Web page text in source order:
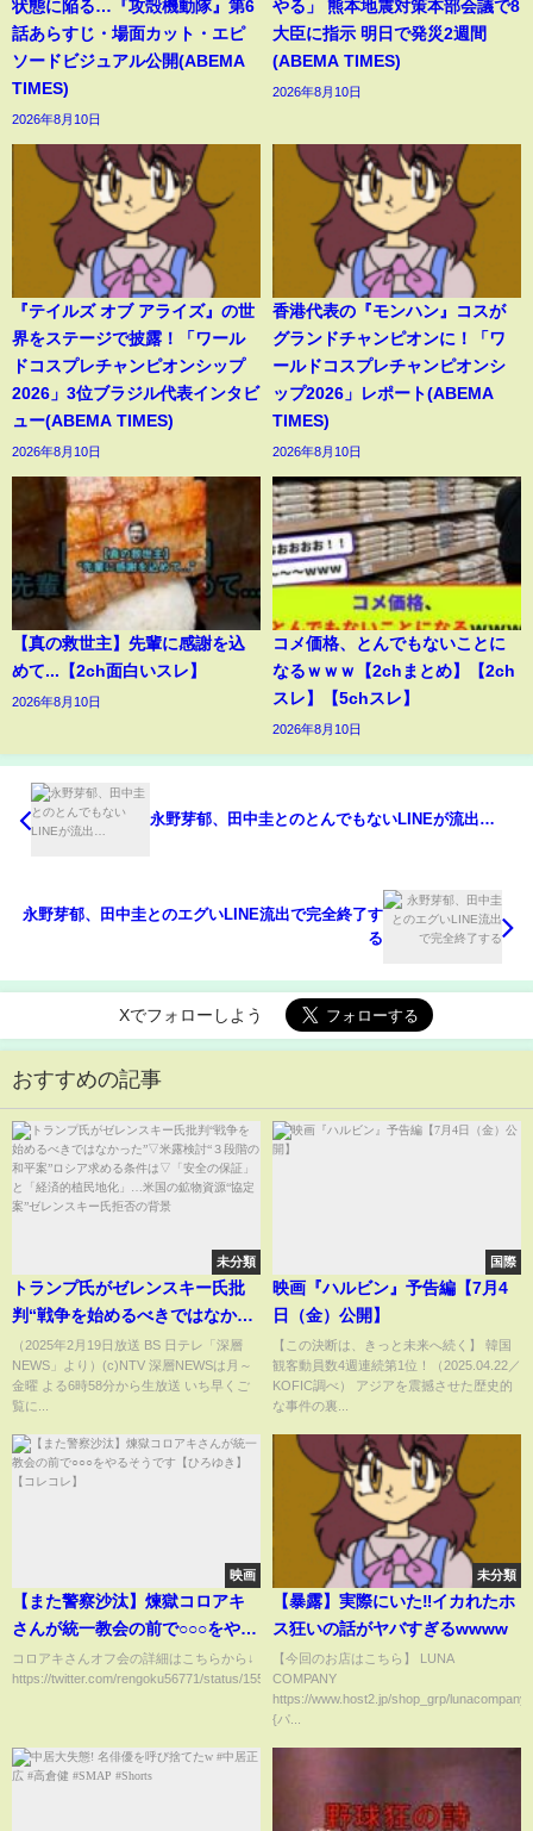
状態に陥る…『攻殻機動隊』第6
話あらすじ・場面カット・エピ
ソードビジュアル公開(ABEMA
TIMES)
2026年8月10日
やる」 熊本地震対策本部会議で8
大臣に指示 明日で発災2週間
(ABEMA TIMES)
2026年8月10日
『テイルズ オブ アライズ』の世
界をステージで披露！「ワール
ドコスプレチャンピオンシップ
2026」3位ブラジル代表インタビ
ュー(ABEMA TIMES)
2026年8月10日
香港代表の『モンハン』コスが
グランドチャンピオンに！「ワ
ールドコスプレチャンピオンシ
ップ2026」レポート(ABEMA
TIMES)
2026年8月10日
【真の救世主】先輩に感謝を込
めて...【2ch面白いスレ】
2026年8月10日
コメ価格、とんでもないことに
なるｗｗｗ【2chまとめ】【2ch
スレ】【5chスレ】
2026年8月10日
永野芽郁、田中圭とのとんでもないLINEが流出…
永野芽郁、田中圭とのエグいLINE流出で完全終了す
る
Xでフォローしよう
おすすめの記事
未分類
トランプ氏がゼレンスキー氏批
判“戦争を始めるべきではなかっ
た”▽米露検討“３段階の和平
案”ロシア求める条件は▽「安全
の保証」と「経済的植民地化」
ンスキー氏拒否の背景
（2025年2月19日放送 BS 日テレ「深層
NEWS」より）(c)NTV 深層NEWSは月～
金曜 よる6時58分から生放送 いち早くご
覧に...
国際
映画『ハルビン』予告編【7月4
日（金）公開】
【この決断は、きっと未来へ続く】 韓国
観客動員数4週連続第1位！（2025.04.22／
KOFIC調べ） アジアを震撼させた歴史的
な事件の裏...
映画
【また警察沙汰】煉獄コロアキ
さんが統一教会の前で○○○をやる
そうです【ひろゆき】【コレコ
レ】
コロアキさんオフ会の詳細はこちらから↓
https://twitter.com/rengoku56771/status/1553642298...
未分類
【暴露】実際にいた‼️イカれたホ
ス狂いの話がヤバすぎるwwww
【今回のお店はこちら】 LUNA
COMPANY
https://www.host2.jp/shop_grp/lunacompany/
{パ...